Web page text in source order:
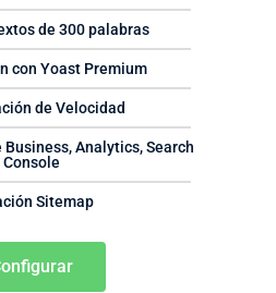
de 300 palabras
con Yoast Premium
de Velocidad
Analytics, Search
Console
Sitemap